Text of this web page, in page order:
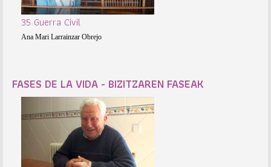
35 Guerra Civil
Ana Mari Larrainzar Obrejo
FASES DE LA VIDA - BIZITZAREN FASEAK